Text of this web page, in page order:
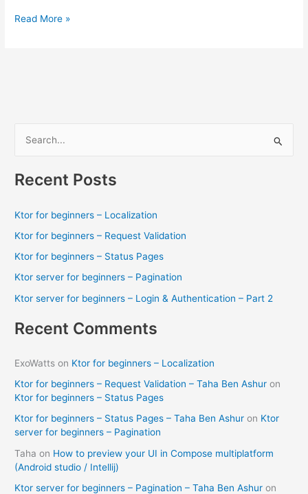
درجة
الفهرنهايتي
Read More »
r
o
r
:
Recent Posts
Ktor for beginners – Localization
Ktor for beginners – Request Validation
Ktor for beginners – Status Pages
Ktor server for beginners – Pagination
Ktor server for beginners – Login & Authentication – Part 2
Recent Comments
ExoWatts on Ktor for beginners – Localization
Ktor for beginners – Request Validation – Taha Ben Ashur on
Ktor for beginners – Status Pages
Ktor for beginners – Status Pages – Taha Ben Ashur on Ktor
server for beginners – Pagination
Taha on How to preview your UI in Compose multiplatform
(Android studio / Intellij)
Ktor server for beginners – Pagination – Taha Ben Ashur on